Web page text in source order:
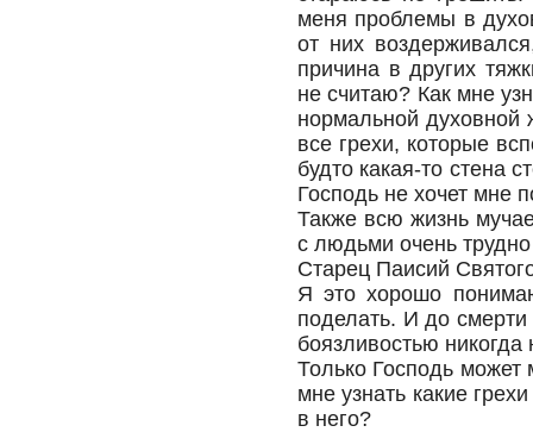
меня проблемы в
от них
причина в других
не считаю? Как мне
нормальной духовной
все грехи, которые
будто какая-то стена
Господь не хочет мне
Также всю жизнь
с людьми очень
Старец Паисий
Я это хорошо
поделать. И до
боязливостью
Только Господь может
мне узнать какие
в него?